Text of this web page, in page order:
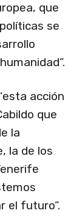
que
se
acción
que
la
la de los
el futuro”.